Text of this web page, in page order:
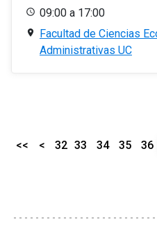
09:00 a 17:00
Facultad de Ciencias
Administrativas UC
<< < 32 33 34 35 36